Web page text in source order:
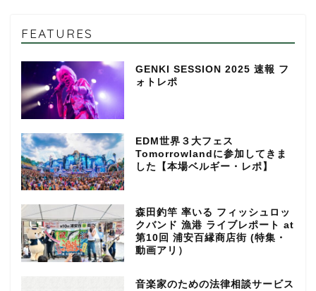
FEATURES
GENKI SESSION 2025 速報 フ
ォトレポ
EDM世界３大フェス
Tomorrowlandに参加してきま
した【本場ベルギー・レポ】
森田釣竿 率いる フィッシュロッ
クバンド 漁港 ライブレポート at
第10回 浦安百縁商店街 (特集・
動画アリ）
音楽家のための法律相談サービス